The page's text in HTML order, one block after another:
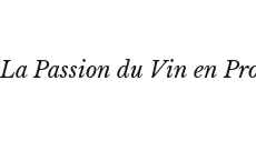
La Passion du Vin en